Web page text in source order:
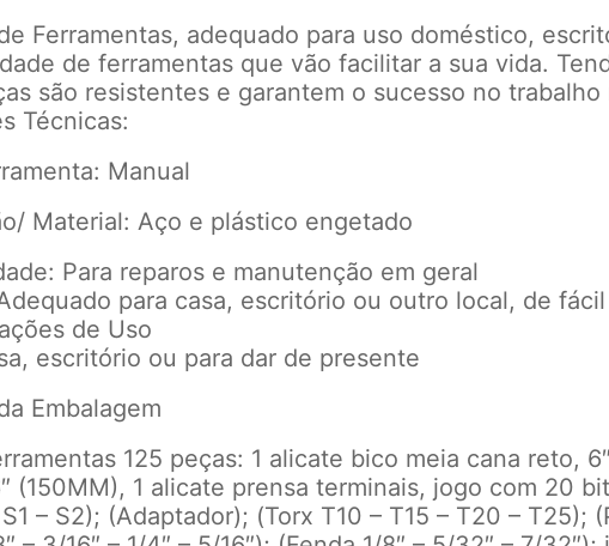
Ferramentas, adequado para uso doméstico,
de ferramentas que vão facilitar a sua vida.
são resistentes e garantem o sucesso no trabalho
Técnicas:
Manual
Material: Aço e plástico engetado
Para reparos e manutenção em geral
para casa, escritório ou outro local, de
de Uso
escritório ou para dar de presente
Embalagem
125 peças: 1 alicate bico meia cana reto,
(150MM), 1 alicate prensa terminais, jogo com 20
– S2); (Adaptador); (Torx T10 – T15 – T20 – T25);